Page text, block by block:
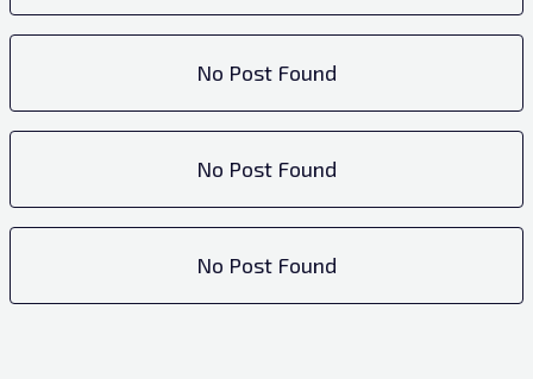
No Post Found
No Post Found
No Post Found